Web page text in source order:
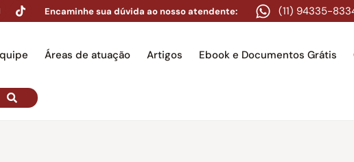
Encaminhe sua dúvida ao nosso atendente: (11) 94335-
Áreas de atuação Artigos Ebook e Documentos Grátis